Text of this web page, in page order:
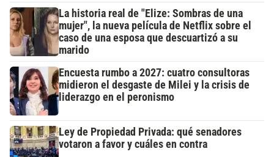
La historia real de "Elize: Sombras de una
mujer", la nueva película de Netflix sobre el
caso de una esposa que descuartizó a su
marido
Encuesta rumbo a 2027: cuatro consultoras
midieron el desgaste de Milei y la crisis de
liderazgo en el peronismo
Ley de Propiedad Privada: qué senadores
votaron a favor y cuáles en contra